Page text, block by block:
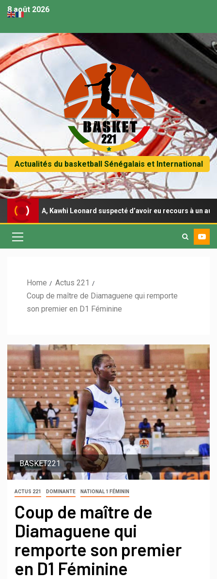
8 août 2026
Actualités du basketball Sénégalais et International
Kawhi Leonard suspecté d’avoir eu recours à un autre
Home
Actus 221
Coup de maître de Diamaguene qui remporte
son premier en D1 Féminine
BASKET221
ACTUS 221 DOMINANTE NATIONAL 1 FÉMININ
Coup de maître de
Diamaguene qui
remporte son premier
en D1 Féminine